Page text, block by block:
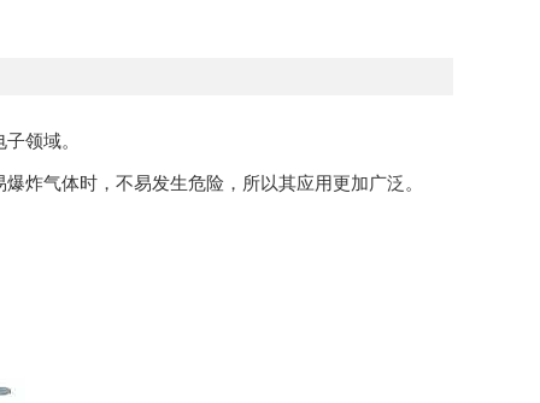
领域。
炸气体时，不易发生危险，所以其应用更加广泛。